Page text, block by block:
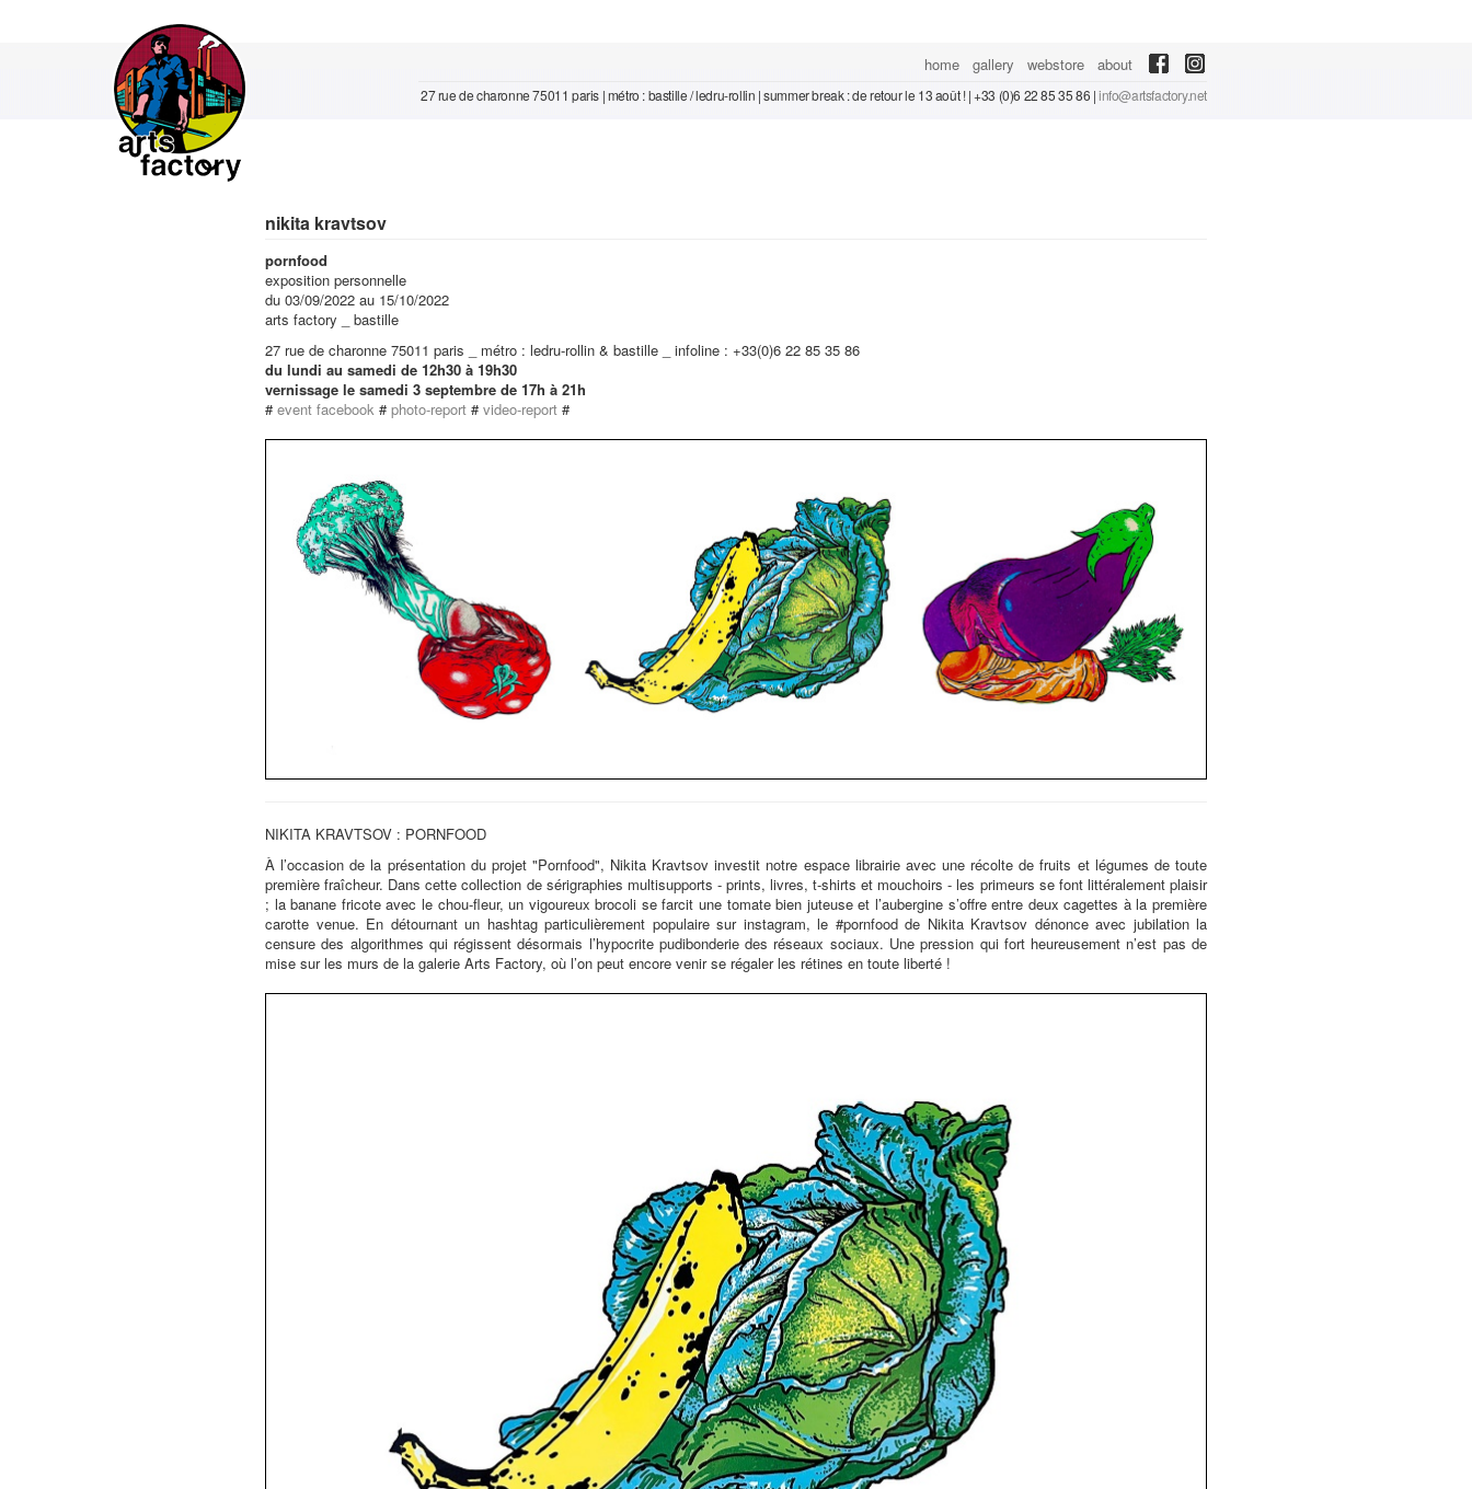
home gallery webstore about
27 rue de charonne 75011 paris | métro : bastille / ledru-rollin | summer break : de retour le 13 août ! | +33 (0)6 22 85 35 86 |
nikita kravtsov
pornfood
exposition personnelle
du 03/09/2022 au 15/10/2022
arts factory _ bastille
27 rue de charonne 75011 paris _ métro : ledru-rollin & bastille _ infoline : +33(0)6 22 85 35 86
du lundi au samedi de 12h30 à 19h30
vernissage le samedi 3 septembre de 17h à 21h
# event facebook # photo-report # video-report #
NIKITA KRAVTSOV : PORNFOOD
À l’occasion de la présentation du projet "Pornfood", Nikita Kravtsov investit notre espace librairie avec une récolte de fruits et légumes de toute
première fraîcheur. Dans cette collection de sérigraphies multisupports - prints, livres, t-shirts et mouchoirs - les primeurs se font littéralement plaisir
; la banane fricote avec le chou-fleur, un vigoureux brocoli se farcit une tomate bien juteuse et l’aubergine s’offre entre deux cagettes à la première
carotte venue. En détournant un hashtag particulièrement populaire sur instagram, le #pornfood de Nikita Kravtsov dénonce avec jubilation la
censure des algorithmes qui régissent désormais l’hypocrite pudibonderie des réseaux sociaux. Une pression qui fort heureusement n’est pas de
mise sur les murs de la galerie Arts Factory, où l’on peut encore venir se régaler les rétines en toute liberté !